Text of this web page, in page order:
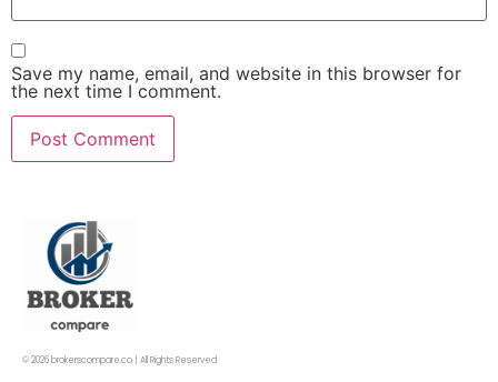
Save my name, email, and website in this browser for
the next time I comment.
© 2026 brokerscompare.co | All Rights Reserved